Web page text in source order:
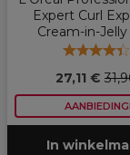
Expert Curl
Cream-in-Jelly
27,11 €
In